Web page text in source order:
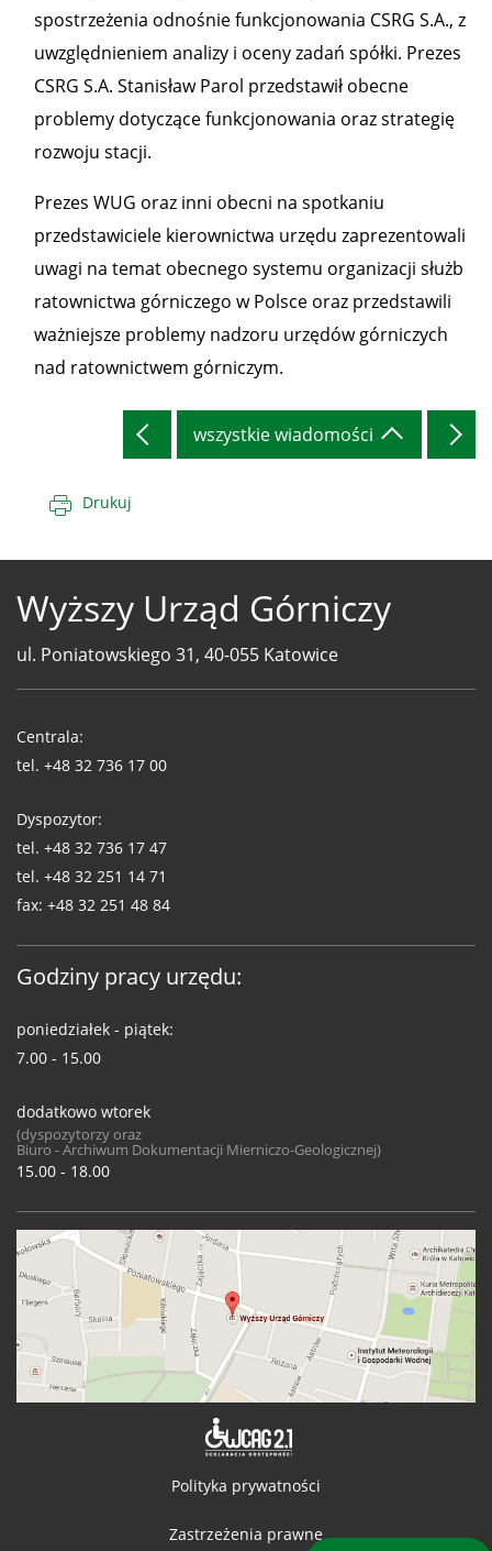
spostrzeżenia odnośnie funkcjonowania CSRG S.A., z
uwzględnieniem analizy i oceny zadań spółki. Prezes
CSRG S.A. Stanisław Parol przedstawił obecne
problemy dotyczące funkcjonowania oraz strategię
rozwoju stacji.
Prezes WUG oraz inni obecni na spotkaniu
przedstawiciele kierownictwa urzędu zaprezentowali
uwagi na temat obecnego systemu organizacji służb
ratownictwa górniczego w Polsce oraz przedstawili
ważniejsze problemy nadzoru urzędów górniczych
nad ratownictwem górniczym.
wszystkie wiadomości
Drukuj
Wyższy Urząd Górniczy
ul. Poniatowskiego 31, 40-055 Katowice
WUG
Centrala:
tel. +48 32 736 17 00
Dyspozytor:
tel. +48 32 736 17 47
tel. +48 32 251 14 71
fax: +48 32 251 48 84
Godziny pracy urzędu:
poniedziałek - piątek:
7.00 - 15.00
dodatkowo wtorek
(dyspozytorzy oraz
Biuro - Archiwum Dokumentacji Mierniczo-Geologicznej)
15.00 - 18.00
Polityka prywatności
Zastrzeżenia prawne